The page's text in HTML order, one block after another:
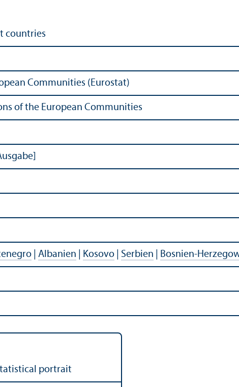
countries
Communities (Eurostat)
of the European Communities
Albanien Kosovo Serbien Bosnien-
portrait